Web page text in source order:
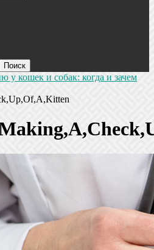
у кошек и собак: когда и зачем